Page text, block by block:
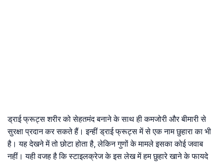
ड्राई फ्रूट्स शरीर को सेहतमंद बनाने के साथ ही कमजोरी और बीमारी से
सुरक्षा प्रदान कर सकते हैं। इन्हीं ड्राई फ्रूट्स में से एक नाम छुहारा का भी
है। यह देखने में तो छोटा होता है, लेकिन गुणों के मामले इसका कोई जवाब
नहीं। यही वजह है कि स्टाइलक्रेज के इस लेख में हम छुहारे खाने के फायदे